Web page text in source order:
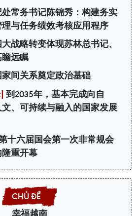
常务书记陈锦秀：构建务实
与任务绩效考核应用程序
战略转变体现苏林总书记、
瞻远瞩
间关系奠定政治基础
到2035年，基本完成向自
、可持续与融入的国家发展
十六届国会第一次非常规会
重开幕
幸福越南